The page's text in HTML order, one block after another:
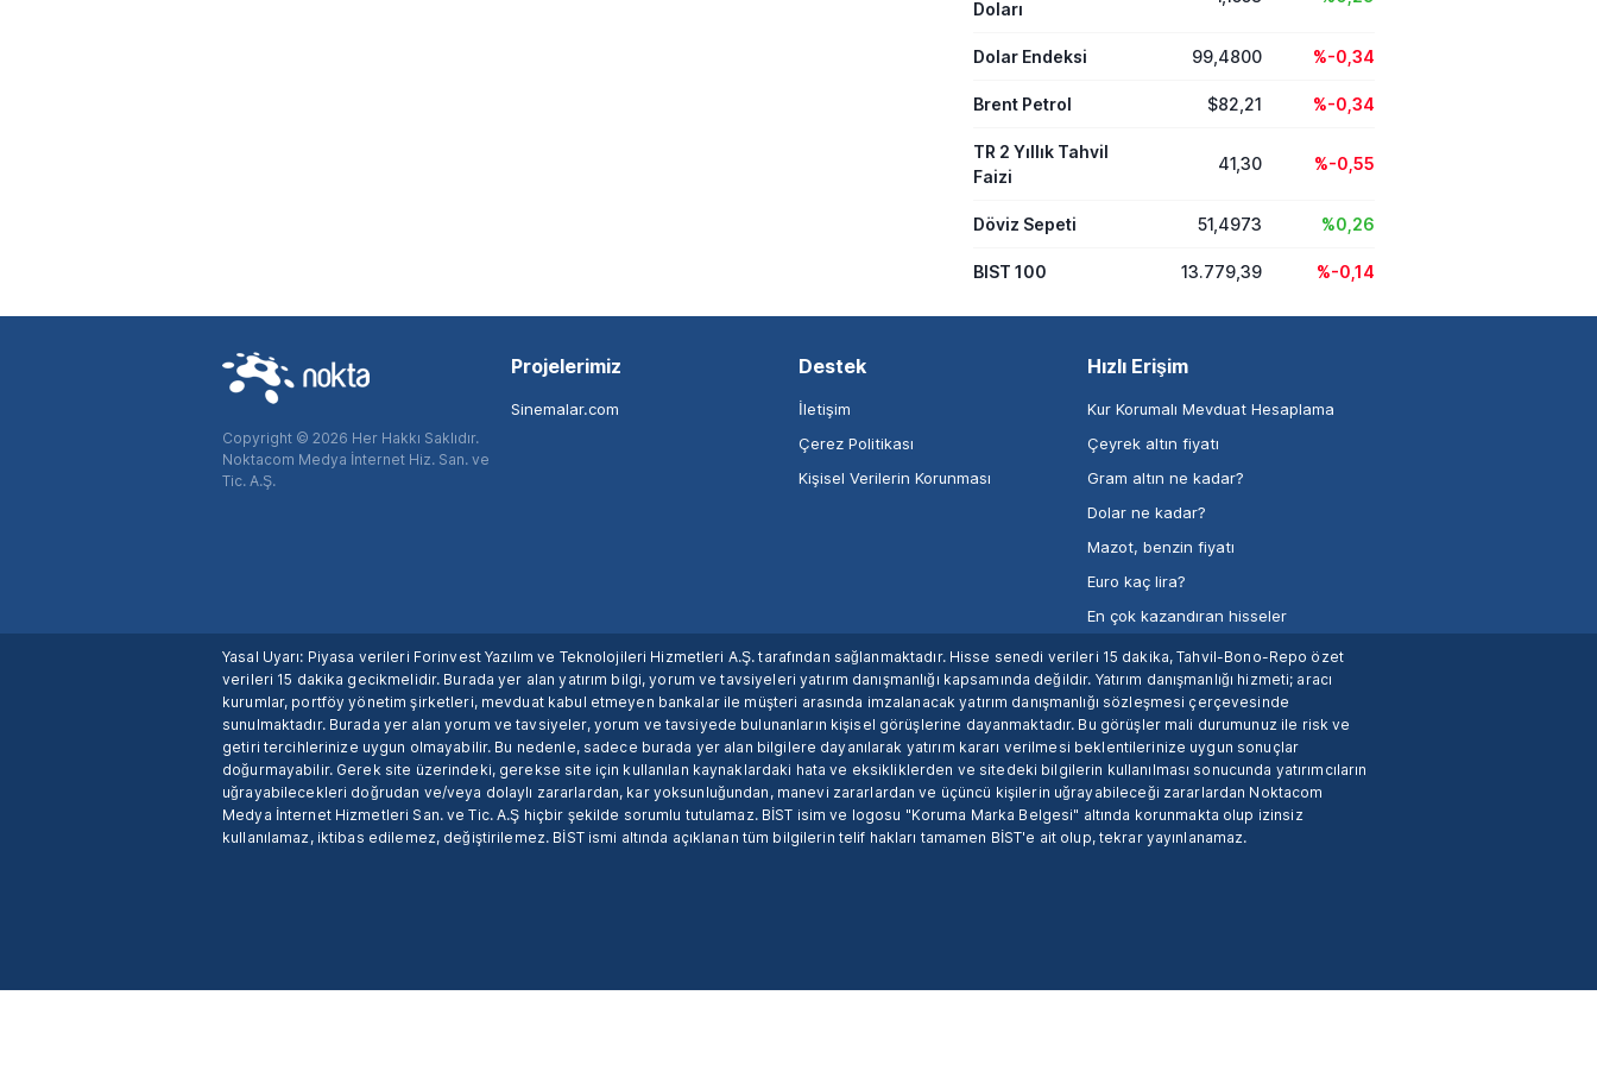
Doları
Dolar Endeksi 99,4800 %-0,34
Brent Petrol $82,21 %-0,34
TR 2 Yıllık Tahvil
Faizi
41,30 %-0,55
Döviz Sepeti 51,4973 %0,26
BIST 100 13.779,39 %-0,14
Copyright © 2026 Her Hakkı Saklıdır.
Noktacom Medya İnternet Hiz. San. ve
Tic. A.Ş.
Projelerimiz
Sinemalar.com
Destek
İletişim
Çerez Politikası
Kişisel Verilerin Korunması
Hızlı Erişim
Kur Korumalı Mevduat Hesaplama
Çeyrek altın fiyatı
Gram altın ne kadar?
Dolar ne kadar?
Mazot, benzin fiyatı
Euro kaç lira?
En çok kazandıran hisseler
Yasal Uyarı: Piyasa verileri Forinvest Yazılım ve Teknolojileri Hizmetleri A.Ş. tarafından sağlanmaktadır. Hisse senedi verileri 15 dakika, Tahvil-Bono-Repo özet
verileri 15 dakika gecikmelidir. Burada yer alan yatırım bilgi, yorum ve tavsiyeleri yatırım danışmanlığı kapsamında değildir. Yatırım danışmanlığı hizmeti; aracı
kurumlar, portföy yönetim şirketleri, mevduat kabul etmeyen bankalar ile müşteri arasında imzalanacak yatırım danışmanlığı sözleşmesi çerçevesinde
sunulmaktadır. Burada yer alan yorum ve tavsiyeler, yorum ve tavsiyede bulunanların kişisel görüşlerine dayanmaktadır. Bu görüşler mali durumunuz ile risk ve
getiri tercihlerinize uygun olmayabilir. Bu nedenle, sadece burada yer alan bilgilere dayanılarak yatırım kararı verilmesi beklentilerinize uygun sonuçlar
doğurmayabilir. Gerek site üzerindeki, gerekse site için kullanılan kaynaklardaki hata ve eksikliklerden ve sitedeki bilgilerin kullanılması sonucunda yatırımcıların
uğrayabilecekleri doğrudan ve/veya dolaylı zararlardan, kar yoksunluğundan, manevi zararlardan ve üçüncü kişilerin uğrayabileceği zararlardan Noktacom
Medya İnternet Hizmetleri San. ve Tic. A.Ş hiçbir şekilde sorumlu tutulamaz. BİST isim ve logosu "Koruma Marka Belgesi" altında korunmakta olup izinsiz
kullanılamaz, iktibas edilemez, değiştirilemez. BİST ismi altında açıklanan tüm bilgilerin telif hakları tamamen BİST'e ait olup, tekrar yayınlanamaz.